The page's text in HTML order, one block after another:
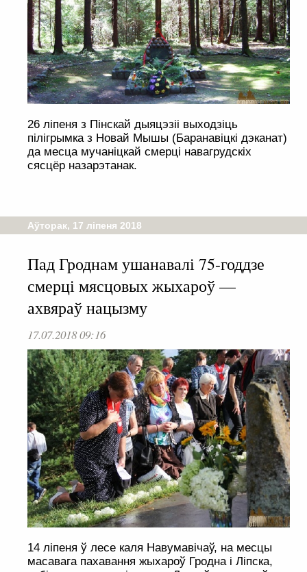
26 ліпеня з Пінскай дыяцэзіі выходзіць
пілігрымка з Новай Мышы (Баранавіцкі дэканат)
да месца мучаніцкай смерці навагрудскіх
сясцёр назарэтанак.
Аўторак, 17 ліпеня 2018
Пад Гроднам ушанавалі 75-годдзе
смерці мясцовых жыхароў —
ахвяраў нацызму
17.07.2018 09:16
14 ліпеня ў лесе каля Навумавічаў, на месцы
масавага пахавання жыхароў Гродна і Ліпска,